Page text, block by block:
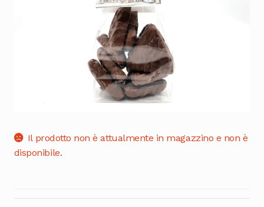
Il prodotto non è attualmente in magazzino e non è
disponibile.